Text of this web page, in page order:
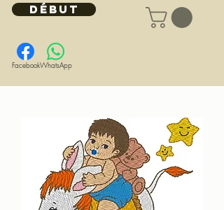
DÉBUT
FacebookWhatsApp